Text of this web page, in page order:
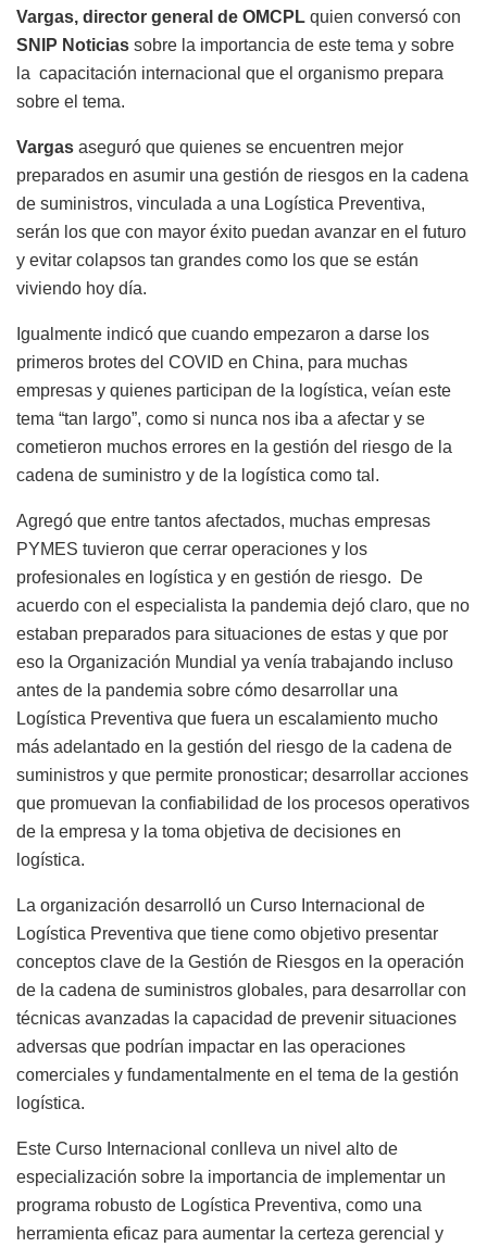
Vargas, director general de OMCPL quien conversó con
SNIP Noticias sobre la importancia de este tema y sobre
la capacitación internacional que el organismo prepara
sobre el tema.
Vargas aseguró que quienes se encuentren mejor
preparados en asumir una gestión de riesgos en la cadena
de suministros, vinculada a una Logística Preventiva,
serán los que con mayor éxito puedan avanzar en el futuro
y evitar colapsos tan grandes como los que se están
viviendo hoy día.
Igualmente indicó que cuando empezaron a darse los
primeros brotes del COVID en China, para muchas
empresas y quienes participan de la logística, veían este
tema “tan largo”, como si nunca nos iba a afectar y se
cometieron muchos errores en la gestión del riesgo de la
cadena de suministro y de la logística como tal.
Agregó que entre tantos afectados, muchas empresas
PYMES tuvieron que cerrar operaciones y los
profesionales en logística y en gestión de riesgo. De
acuerdo con el especialista la pandemia dejó claro, que no
estaban preparados para situaciones de estas y que por
eso la Organización Mundial ya venía trabajando incluso
antes de la pandemia sobre cómo desarrollar una
Logística Preventiva que fuera un escalamiento mucho
más adelantado en la gestión del riesgo de la cadena de
suministros y que permite pronosticar; desarrollar acciones
que promuevan la confiabilidad de los procesos operativos
de la empresa y la toma objetiva de decisiones en
logística.
La organización desarrolló un Curso Internacional de
Logística Preventiva que tiene como objetivo presentar
conceptos clave de la Gestión de Riesgos en la operación
de la cadena de suministros globales, para desarrollar con
técnicas avanzadas la capacidad de prevenir situaciones
adversas que podrían impactar en las operaciones
comerciales y fundamentalmente en el tema de la gestión
logística.
Este Curso Internacional conlleva un nivel alto de
especialización sobre la importancia de implementar un
programa robusto de Logística Preventiva, como una
herramienta eficaz para aumentar la certeza gerencial y